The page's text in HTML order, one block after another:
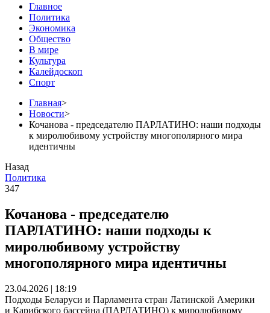
Главное
Политика
Экономика
Общество
В мире
Культура
Калейдоскоп
Спорт
Главная>
Новости>
Кочанова - председателю ПАРЛАТИНО: наши подходы
к миролюбивому устройству многополярного мира
идентичны
Назад
Политика
347
Кочанова - председателю
ПАРЛАТИНО: наши подходы к
миролюбивому устройству
многополярного мира идентичны
23.04.2026 | 18:19
Подходы Беларуси и Парламента стран Латинской Америки
и Карибского бассейна (ПАРЛАТИНО) к миролюбивому